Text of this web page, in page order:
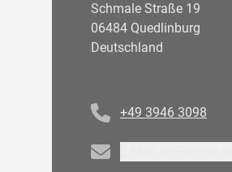
Schmale Straße 19
06484 Quedlinburg
Deutschland
+49 3946 3098
Email